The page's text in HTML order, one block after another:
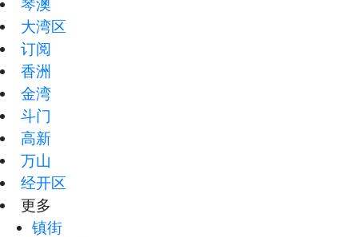
琴澳
大湾区
订阅
香洲
金湾
斗门
高新
万山
经开区
更多
镇街